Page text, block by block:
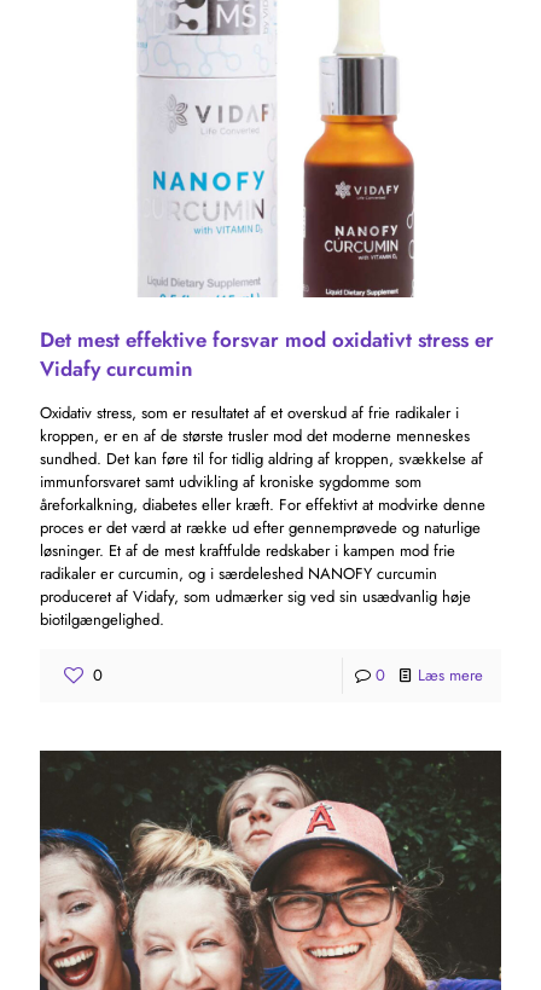
Det mest effektive forsvar mod oxidativt stress er
Vidafy curcumin
Oxidativ stress, som er resultatet af et overskud af frie radikaler i
kroppen, er en af ​​de største trusler mod det moderne menneskes
sundhed. Det kan føre til for tidlig aldring af kroppen, svækkelse af
immunforsvaret samt udvikling af kroniske sygdomme som
åreforkalkning, diabetes eller kræft. For effektivt at modvirke denne
proces er det værd at række ud efter gennemprøvede og naturlige
løsninger. Et af de mest kraftfulde redskaber i kampen mod frie
radikaler er curcumin, og i særdeleshed NANOFY curcumin
produceret af Vidafy, som udmærker sig ved sin usædvanlig høje
biotilgængelighed.
0 0 Læs mere